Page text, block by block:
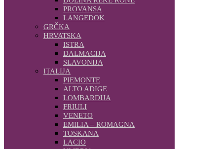
PROVANSA
LANGEDOK
GRČKA
HRVATSKA
ISTRA
DALMACIJA
SLAVONIJA
ITALIJA
PIEMONTE
ALTO ADIGE
LOMBARDIJA
FRIULI
VENETO
EMILIA – ROMAGNA
TOSKANA
LACIO